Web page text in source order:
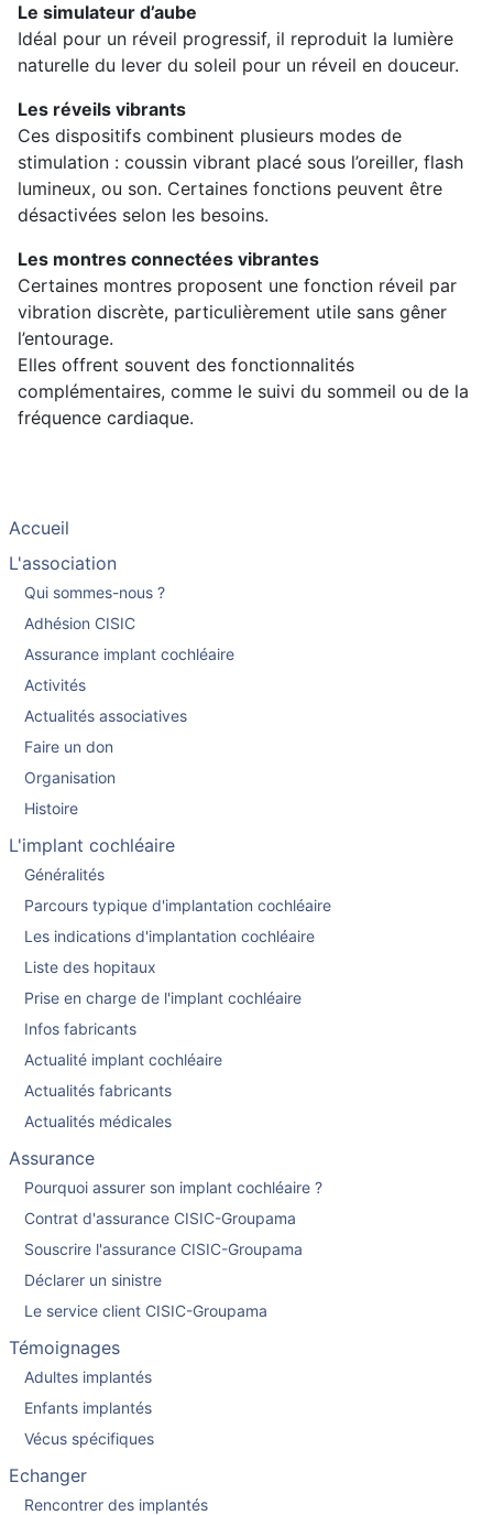
Le simulateur d’aube
Idéal pour un réveil progressif, il reproduit la lumière
naturelle du lever du soleil pour un réveil en douceur.
Les réveils vibrants
Ces dispositifs combinent plusieurs modes de
stimulation : coussin vibrant placé sous l’oreiller, flash
lumineux, ou son. Certaines fonctions peuvent être
désactivées selon les besoins.
Les montres connectées vibrantes
Certaines montres proposent une fonction réveil par
vibration discrète, particulièrement utile sans gêner
l’entourage.
Elles offrent souvent des fonctionnalités
complémentaires, comme le suivi du sommeil ou de la
fréquence cardiaque.
Accueil
L'association
Qui sommes-nous ?
Adhésion CISIC
Assurance implant cochléaire
Activités
Actualités associatives
Faire un don
Organisation
Histoire
L'implant cochléaire
Généralités
Parcours typique d'implantation cochléaire
Les indications d'implantation cochléaire
Liste des hopitaux
Prise en charge de l'implant cochléaire
Infos fabricants
Actualité implant cochléaire
Actualités fabricants
Actualités médicales
Assurance
Pourquoi assurer son implant cochléaire ?
Contrat d'assurance CISIC-Groupama
Souscrire l'assurance CISIC-Groupama
Déclarer un sinistre
Le service client CISIC-Groupama
Témoignages
Adultes implantés
Enfants implantés
Vécus spécifiques
Echanger
Rencontrer des implantés